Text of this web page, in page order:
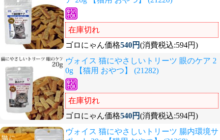
在庫切れ
ゴロにゃん価格540円(消費税込:594円)
ヴォイス 猫にやさしいトリーツ 眼のケア 2
0g 【猫用 おやつ】 (21282)
在庫切れ
ゴロにゃん価格540円(消費税込:594円)
ヴォイス 猫にやさしいトリーツ 腸内環境サ